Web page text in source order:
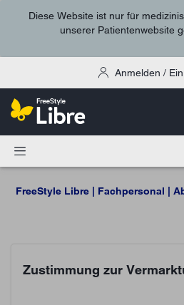
Diese Website ist nur für
unserer Patientenwebsite
Anmelden /
FreeStyle Libre | Fachpersonal |
Zustimmung zur